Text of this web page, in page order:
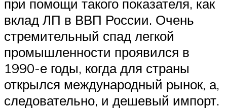
при помощи такого показателя, как
вклад ЛП в ВВП России. Очень
стремительный спад легкой
промышленности проявился в
1990-е годы, когда для страны
открылся международный рынок, а,
следовательно, и дешевый импорт.